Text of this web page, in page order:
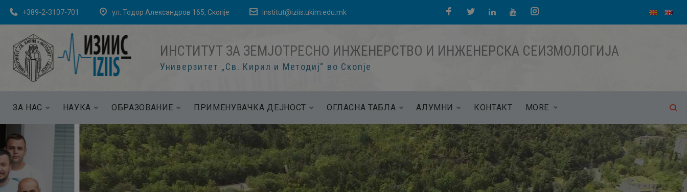
+389-2-3107-701 ул. Тодор Александров 165, Скопје institut@iziis.ukim.edu.mk
ИНСТИТУТ ЗА ЗЕМЈОТРЕСНО ИНЖЕНЕРСТВО И ИНЖЕНЕРСКА СЕИЗМОЛОГИЈА
Универзитет „Св. Кирил и Методиј“ во Скопје
ЗА НАС НАУКА ОБРАЗОВАНИЕ ПРИМЕНУВАЧКА ДЕЈНОСТ ОГЛАСНА ТАБЛА АЛУМНИ КОНТАКТ MORE